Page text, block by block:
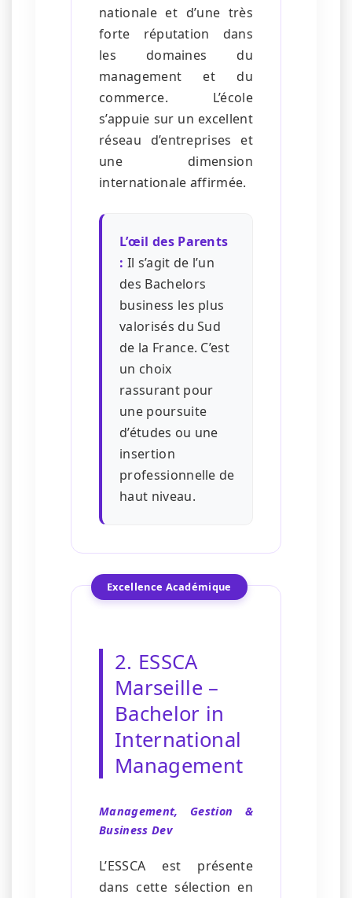
nationale et d’une très
forte réputation dans
les domaines du
management et du
commerce. L’école
s’appuie sur un excellent
réseau d’entreprises et
une dimension
internationale affirmée.
L’œil des Parents
: Il s’agit de l’un
des Bachelors
business les plus
valorisés du Sud
de la France. C’est
un choix
rassurant pour
une poursuite
d’études ou une
insertion
professionnelle de
haut niveau.
Excellence Académique
2. ESSCA
Marseille –
Bachelor in
International
Management
Management, Gestion &
Business Dev
L’ESSCA est présente
dans cette sélection en